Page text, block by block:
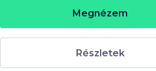
Megnézem
Részletek